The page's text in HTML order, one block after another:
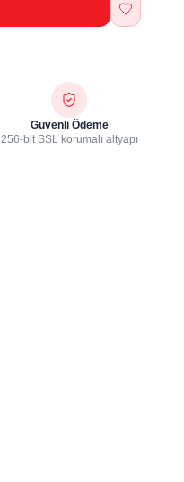
Güvenli Ödeme
256-bit SSL korumalı altyapı